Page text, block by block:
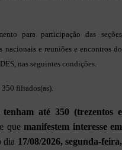
para participação das seções
nacionais e reuniões e encontros do
nas seguintes condições.
filiados(as).
tenham até 350 (trezentos e
quemanifestem interesse em
dia 17/08/2026, segunda-feira,